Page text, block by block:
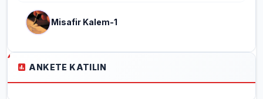
Misafir Kalem-1
ANKETE KATILIN